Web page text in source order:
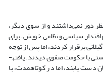
دور نمی‌داشتند و از سوی دیگر،
سیاسی و نظامی خویش، برای
برقرار کردند، اما پس از توجه
شاه عباس صفوی به گیلان، روس­ها از حمایت امیران گیلانی دست برداشتند و عثمانی­ها نیز با وجود پناه دادن به خان کیایی، منافع خود را در حفظ دوستی با حکومت صفوی دیدند. یافته­
یابند، اما در کوتاه­مدت، با